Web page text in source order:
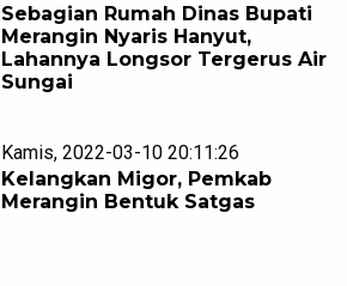
Sebagian Rumah Dinas Bupati
Merangin Nyaris Hanyut,
Lahannya Longsor Tergerus Air
Sungai
Kamis, 2022-03-10 20:11:26
Kelangkan Migor, Pemkab
Merangin Bentuk Satgas